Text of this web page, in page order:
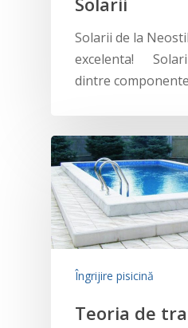
Solarii de la
excelenta!
dintre
Îngrijire pisicină
Teoria de